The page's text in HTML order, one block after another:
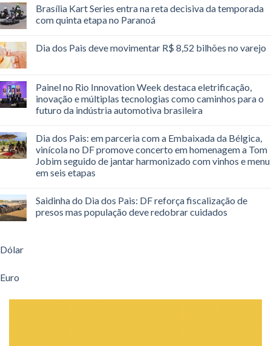
Brasília Kart Series entra na reta decisiva da temporada
com quinta etapa no Paranoá
Dia dos Pais deve movimentar R$ 8,52 bilhões no varejo
Painel no Rio Innovation Week destaca eletrificação,
inovação e múltiplas tecnologias como caminhos para o
futuro da indústria automotiva brasileira
Dia dos Pais: em parceria com a Embaixada da Bélgica,
vinícola no DF promove concerto em homenagem a Tom
Jobim seguido de jantar harmonizado com vinhos e menu
em seis etapas
Saidinha do Dia dos Pais: DF reforça fiscalização de
presos mas população deve redobrar cuidados
Dólar
Euro